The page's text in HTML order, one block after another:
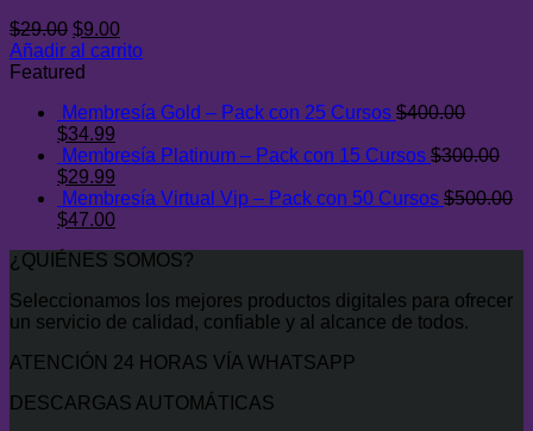
$29.00 El
precio
original
$29.00.
$9.00El
precio
$9.00.
Añadir al carrito
Featured
Membresía Gold – Pack con 25 Cursos $400.00
El
precio
original
era:
$400.00.
$34.99
precio
es:
$34.99.
Membresía Platinum – Pack con 15 Cursos $300.00
El
precio
original
$300.00.
$29.99
precio
actual
$29.99.
Membresía Virtual Vip – Pack con 50 Cursos $500.00
El
original
$500.00.
$47.00El
actual
$47.00.
¿QUIÉNES SOMOS?
Seleccionamos los mejores productos digitales para ofrecer
un servicio de calidad, confiable y al alcance de todos.
ATENCIÓN 24 HORAS VÍA WHATSAPP
DESCARGAS AUTOMÁTICAS